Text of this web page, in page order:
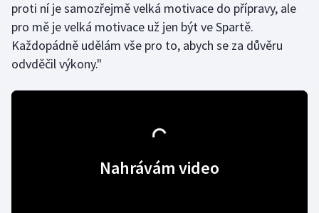
Triatlon
Veslování
Vodní slalom
proti ní je samozřejmě velká motivace do přípravy, ale
pro mě je velká motivace už jen být ve Spartě.
Každopádně udělám vše pro to, abych se za důvěru
odvděčil výkony."
Nahrávám video